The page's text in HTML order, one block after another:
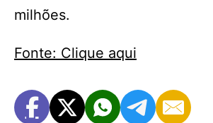
milhões.
Fonte: Clique aqui